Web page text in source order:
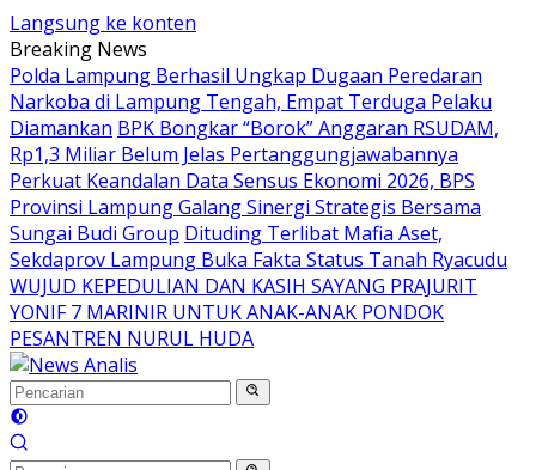
Langsung ke konten
Breaking News
Polda Lampung Berhasil Ungkap Dugaan Peredaran
Narkoba di Lampung Tengah, Empat Terduga Pelaku
Diamankan BPK Bongkar “Borok” Anggaran RSUDAM,
Rp1,3 Miliar Belum Jelas Pertanggungjawabannya
Perkuat Keandalan Data Sensus Ekonomi 2026, BPS
Provinsi Lampung Galang Sinergi Strategis Bersama
Sungai Budi Group Dituding Terlibat Mafia Aset,
Sekdaprov Lampung Buka Fakta Status Tanah Ryacudu
WUJUD KEPEDULIAN DAN KASIH SAYANG PRAJURIT
YONIF 7 MARINIR UNTUK ANAK-ANAK PONDOK
PESANTREN NURUL HUDA